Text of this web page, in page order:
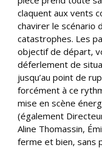
claquent aux vents
chavirer le scénario
catastrophes. Les
objectif de départ,
déferlement de
jusqu’au point de
forcément à ce
mise en scène
(également
Aline Thomassin,
ferme et bien, sans